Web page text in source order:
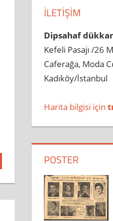
İLETIŞIM
Dipsahaf
Kefeli Pasajı /26
Caferağa, Moda
Kadıköy/İstanbul
Harita bilgisi için
POSTER